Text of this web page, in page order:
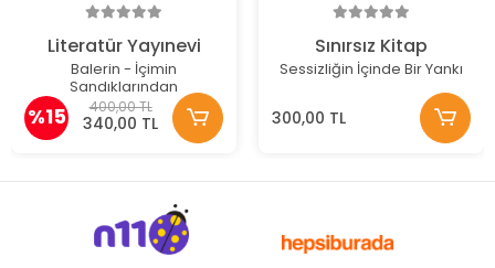
Literatür Yayınevi
Balerin - İçimin
Sandıklarından
%15 400,00 TL
340,00 TL
Sınırsız Kitap
Sessizliğin İçinde Bir Yankı
300,00 TL